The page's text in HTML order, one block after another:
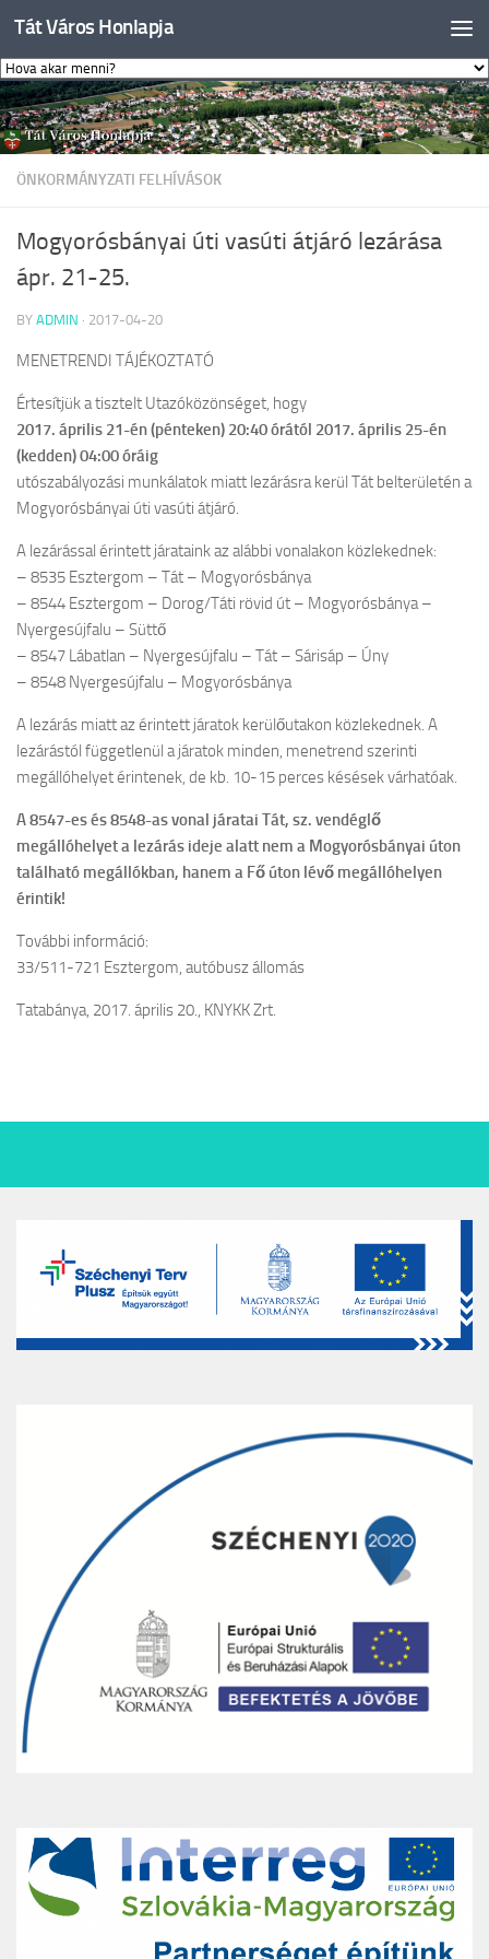
Skip to content
Tát Város Honlapja
ÖNKORMÁNYZATI FELHÍVÁSOK
Mogyorósbányai úti vasúti átjáró lezárása
ápr. 21-25.
BY ADMIN · 2017-04-20
MENETRENDI TÁJÉKOZTATÓ
Értesítjük a tisztelt Utazóközönséget, hogy
2017. április 21-én (pénteken) 20:40 órától 2017. április 25-én
(kedden) 04:00 óráig
utószabályozási munkálatok miatt lezárásra kerül Tát belterületén a
Mogyorósbányai úti vasúti átjáró.
A lezárással érintett járataink az alábbi vonalakon közlekednek:
– 8535 Esztergom – Tát – Mogyorósbánya
– 8544 Esztergom – Dorog/Táti rövid út – Mogyorósbánya –
Nyergesújfalu – Süttő
– 8547 Lábatlan – Nyergesújfalu – Tát – Sárisáp – Úny
– 8548 Nyergesújfalu – Mogyorósbánya
A lezárás miatt az érintett járatok kerülőutakon közlekednek. A
lezárástól függetlenül a járatok minden, menetrend szerinti
megállóhelyet érintenek, de kb. 10-15 perces késések várhatóak.
A 8547-es és 8548-as vonal járatai Tát, sz. vendéglő
megállóhelyet a lezárás ideje alatt nem a Mogyorósbányai úton
található megállókban, hanem a Fő úton lévő megállóhelyen
érintik!
További információ:
33/511-721 Esztergom, autóbusz állomás
Tatabánya, 2017. április 20., KNYKK Zrt.